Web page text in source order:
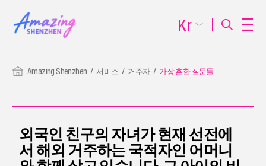
Amazing Shenzhen 서비스 거주자 가장 흔한 질문들
외국인 친구의 자녀가 현재 선전에
서 해외 거주하는 국적자인 어머니
Kr